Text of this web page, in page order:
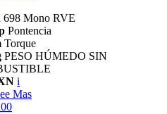
698 Mono RVE
Pontencia
Torque
PESO HÚMEDO SIN
i
Mas